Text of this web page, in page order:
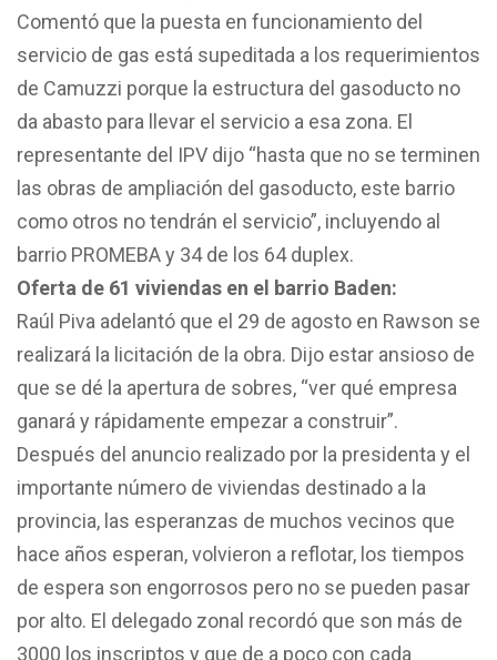
Comentó que la puesta en funcionamiento del
servicio de gas está supeditada a los requerimientos
de Camuzzi porque la estructura del gasoducto no
da abasto para llevar el servicio a esa zona. El
representante del IPV dijo “hasta que no se terminen
las obras de ampliación del gasoducto, este barrio
como otros no tendrán el servicio”, incluyendo al
barrio PROMEBA y 34 de los 64 duplex.
Oferta de 61 viviendas en el barrio Baden:
Raúl Piva adelantó que el 29 de agosto en Rawson se
realizará la licitación de la obra. Dijo estar ansioso de
que se dé la apertura de sobres, “ver qué empresa
ganará y rápidamente empezar a construir”.
Después del anuncio realizado por la presidenta y el
importante número de viviendas destinado a la
provincia, las esperanzas de muchos vecinos que
hace años esperan, volvieron a reflotar, los tiempos
de espera son engorrosos pero no se pueden pasar
por alto. El delegado zonal recordó que son más de
3000 los inscriptos y que de a poco con cada